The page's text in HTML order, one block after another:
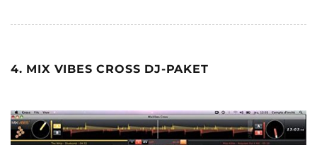
4. MIX VIBES CROSS DJ-PAKET